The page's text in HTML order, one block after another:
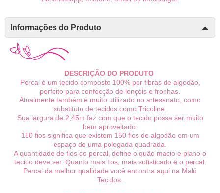
Informações do Produto
DESCRIÇÃO DO PRODUTO
Percal é um tecido composto 100% por fibras de algodão,
perfeito para confecção de lençóis e fronhas.
Atualmente também é muito utilizado no artesanato, como
substituto de tecidos como Tricoline.
Sua largura de 2,45m faz com que o tecido possa ser muito
bem aproveitado.
150 fios significa que existem 150 fios de algodão em um
espaço de uma polegada quadrada.
A quantidade de fios do percal, define o quão macio e plano o
tecido deve ser. Quanto mais fios, mais sofisticado é o percal.
Percal da melhor qualidade você encontra aqui na Malú
Tecidos.